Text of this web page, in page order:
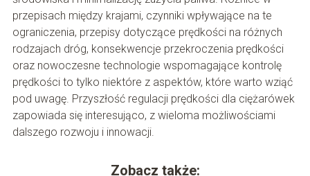
przepisach między krajami, czynniki wpływające na te
ograniczenia, przepisy dotyczące prędkości na różnych
rodzajach dróg, konsekwencje przekroczenia prędkości
oraz nowoczesne technologie wspomagające kontrolę
prędkości to tylko niektóre z aspektów, które warto wziąć
pod uwagę. Przyszłość regulacji prędkości dla ciężarówek
zapowiada się interesująco, z wieloma możliwościami
dalszego rozwoju i innowacji.
Zobacz także: